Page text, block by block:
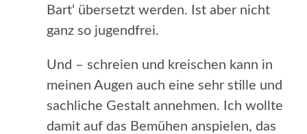
Bart‘ übersetzt werden. Ist aber nicht
ganz so jugendfrei.
Und – schreien und kreischen kann in
meinen Augen auch eine sehr stille und
sachliche Gestalt annehmen. Ich wollte
damit auf das Bemühen anspielen, das